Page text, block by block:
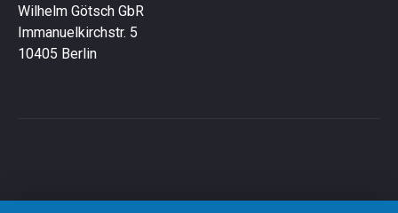
Wilhelm Götsch GbR
Immanuelkirchstr. 5
10405 Berlin